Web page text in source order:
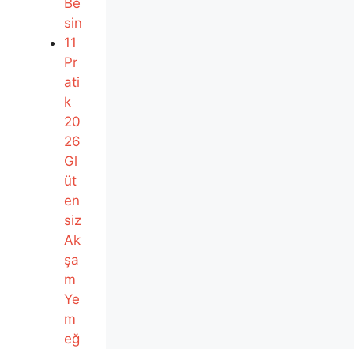
sin
11
Pr
ati
k
20
26
Gl
üt
en
siz
Ak
şa
m
Ye
m
eğ